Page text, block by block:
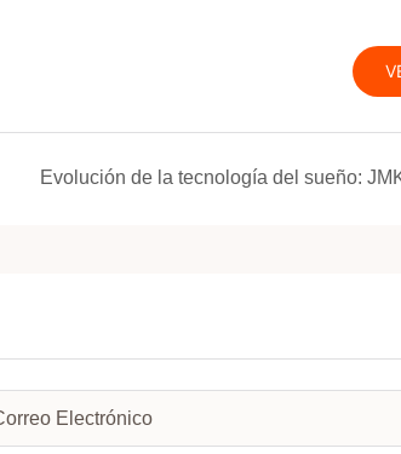
Electrónico